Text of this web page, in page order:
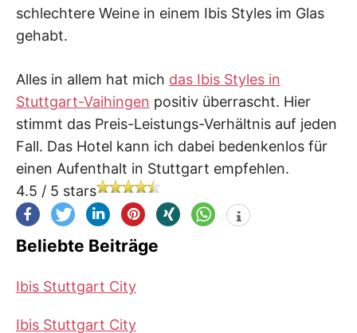
schlechtere Weine in einem Ibis Styles im Glas
gehabt.
Alles in allem hat mich das Ibis Styles in
Stuttgart-Vaihingen positiv überrascht. Hier
stimmt das Preis-Leistungs-Verhältnis auf jeden
Fall. Das Hotel kann ich dabei bedenkenlos für
einen Aufenthalt in Stuttgart empfehlen.
4.5 / 5 stars
Beliebte Beiträge
Ibis Stuttgart City
Ibis Stuttgart City